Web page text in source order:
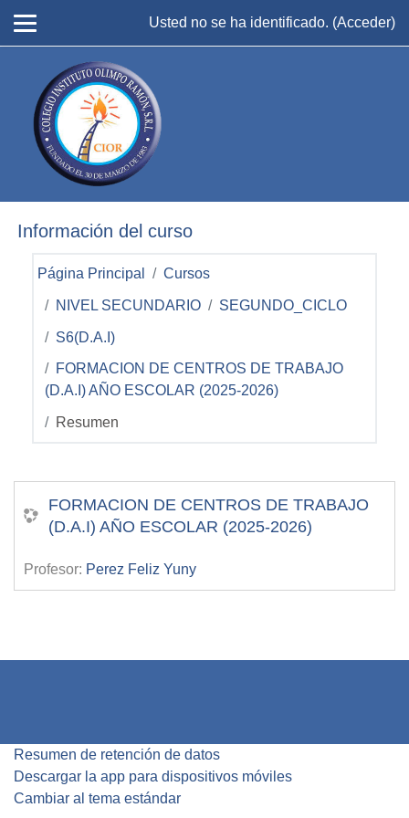
Usted no se ha identificado. (Acceder)
Información del curso
Página Principal Cursos
NIVEL SECUNDARIO SEGUNDO_CICLO
S6(D.A.I)
FORMACION DE CENTROS DE TRABAJO
(D.A.I) AÑO ESCOLAR (2025-2026)
Resumen
FORMACION DE CENTROS DE TRABAJO
(D.A.I) AÑO ESCOLAR (2025-2026)
Profesor: Perez Feliz Yuny
Resumen de retención de datos
Descargar la app para dispositivos móviles
Cambiar al tema estándar